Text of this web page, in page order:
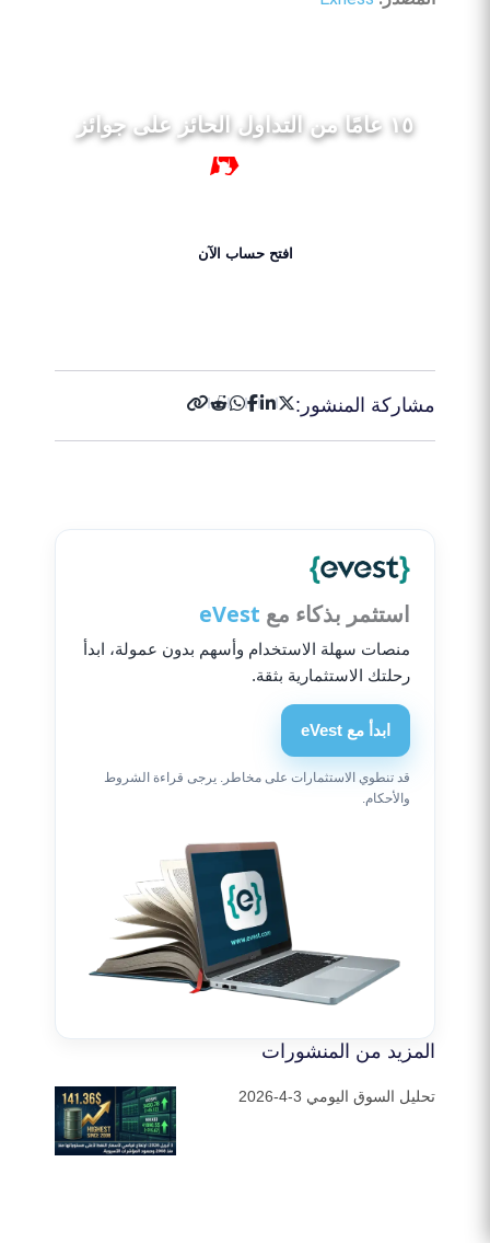
١٥ عامًا من التداول الحائز على جوائز
افتح حساب الآن
مشاركة المنشور:
استثمر بذكاء مع eVest
منصات سهلة الاستخدام وأسهم بدون عمولة، ابدأ
رحلتك الاستثمارية بثقة.
ابدأ مع eVest
قد تنطوي الاستثمارات على مخاطر. يرجى قراءة الشروط
والأحكام.
المزيد من المنشورات
تحليل السوق اليومي 3-4-2026